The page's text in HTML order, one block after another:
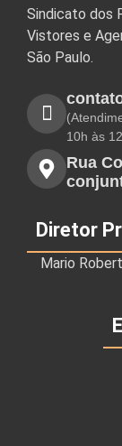
Sindicato dos
Vistores e
São Paulo.
10h às
Rua
Diretor
Mario